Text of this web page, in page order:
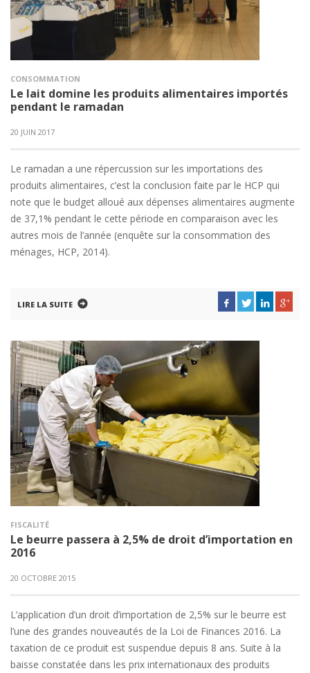
CONSOMMATION
Le lait domine les produits alimentaires importés
pendant le ramadan
20 JUIN 2017
Le ramadan a une répercussion sur les importations des
produits alimentaires, c’est la conclusion faite par le HCP qui
note que le budget alloué aux dépenses alimentaires augmente
de 37,1% pendant le cette période en comparaison avec les
autres mois de l’année (enquête sur la consommation des
ménages, HCP, 2014).
LIRE LA SUITE
FISCALITÉ
Le beurre passera à 2,5% de droit d’importation en
2016
20 OCTOBRE 2015
L’application d’un droit d’importation de 2,5% sur le beurre est
l’une des grandes nouveautés de la Loi de Finances 2016. La
taxation de ce produit est suspendue depuis 8 ans. Suite à la
baisse constatée dans les prix internationaux des produits